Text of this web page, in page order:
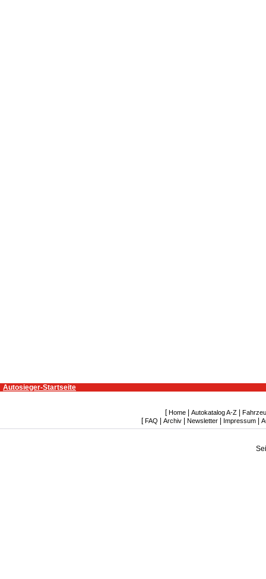
Autosieger-Startseite
[ Home Autokatalog A-Z
[ FAQ Archiv| Newsletter| Impressum|